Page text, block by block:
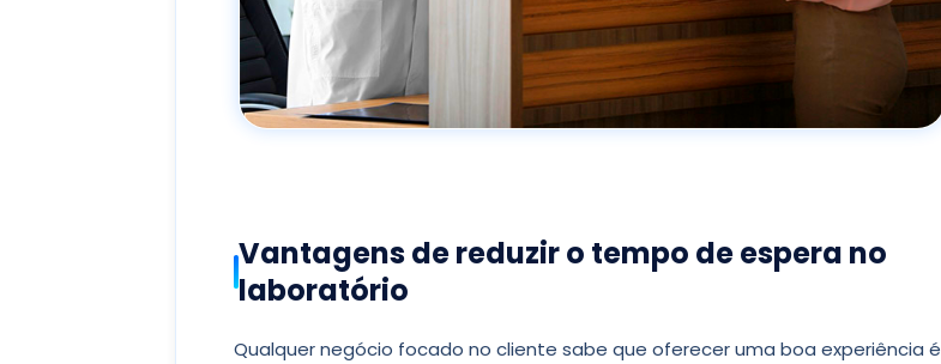
Vantagens de reduzir o tempo de espera no
laboratório
Qualquer negócio focado no cliente sabe que oferecer uma boa experiência é